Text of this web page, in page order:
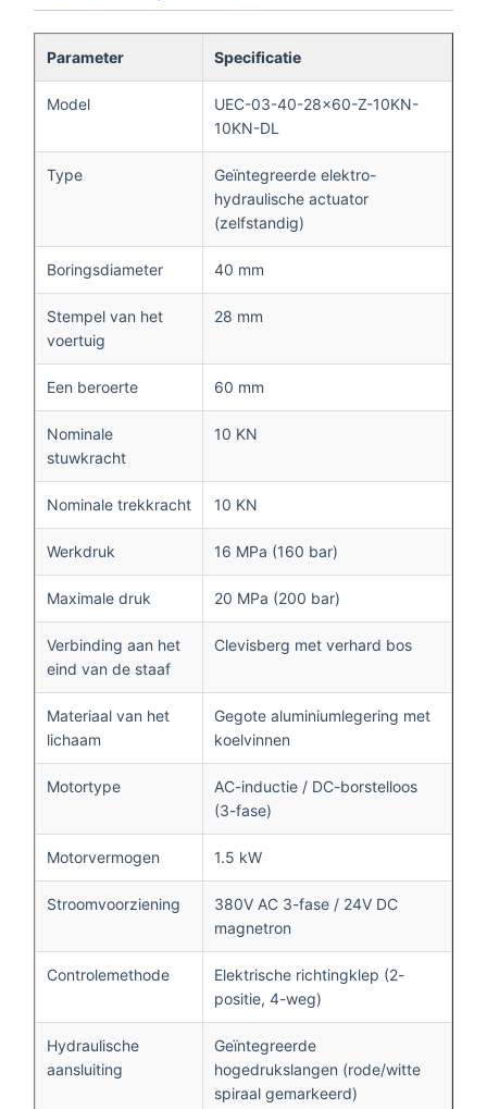
Parameter Specificatie
Model
UEC-03-40-28×60-Z-10KN-
10KN-DL
Type
Geïntegreerde elektro-
hydraulische actuator
(zelfstandig)
Boringsdiameter 40 mm
Stempel van het
voertuig
28 mm
Een beroerte 60 mm
Nominale
stuwkracht
10 KN
Nominale trekkracht 10 KN
Werkdruk 16 MPa (160 bar)
Maximale druk 20 MPa (200 bar)
Verbinding aan het
eind van de staaf
Clevisberg met verhard bos
Materiaal van het
lichaam
Gegote aluminiumlegering met
koelvinnen
Motortype
AC-inductie / DC-borstelloos
(3-fase)
Motorvermogen 1.5 kW
Stroomvoorziening
380V AC 3-fase / 24V DC
magnetron
Controlemethode
Elektrische richtingklep (2-
positie, 4-weg)
Hydraulische
aansluiting
Geïntegreerde
hogedrukslangen (rode/witte
spiraal gemarkeerd)